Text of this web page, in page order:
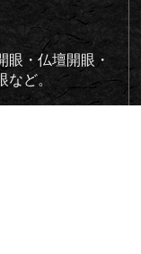
眼・仏壇開眼・
など。